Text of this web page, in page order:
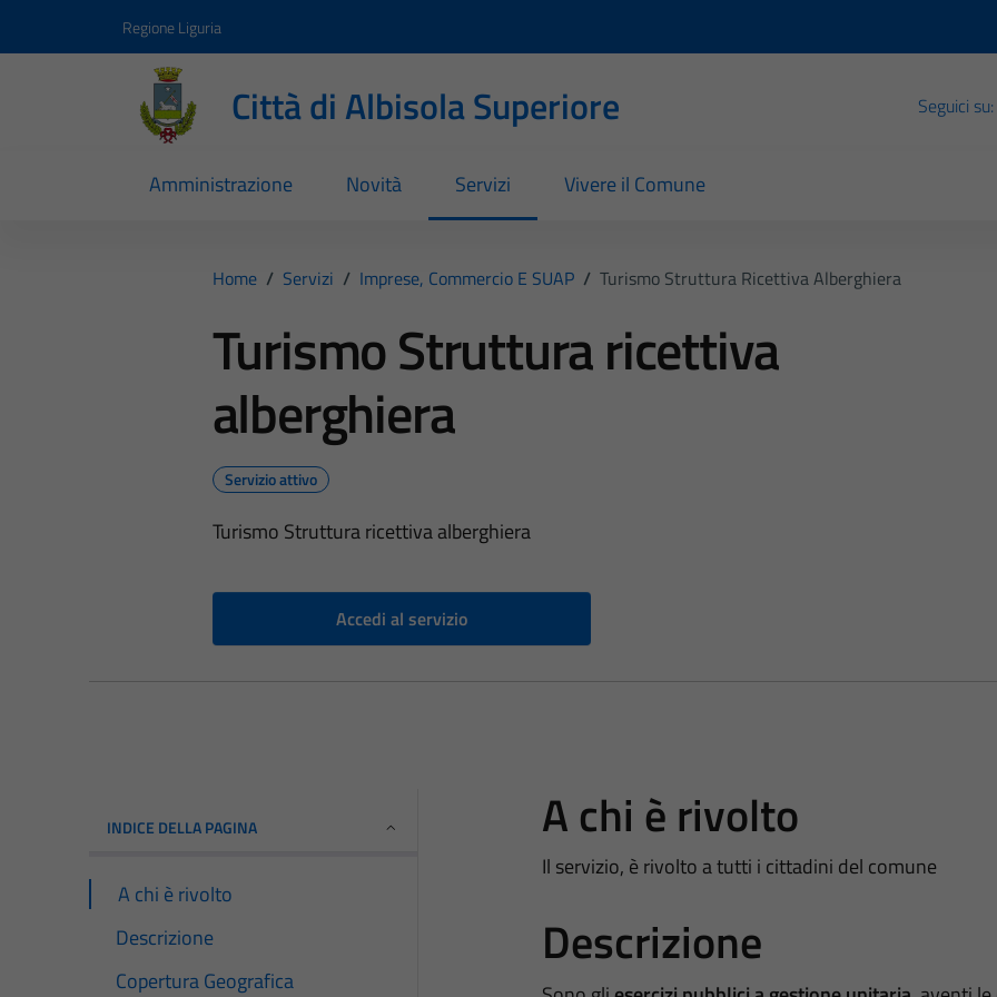
Regione Liguria
Città di Albisola Superiore Seguici su:
Amministrazione Novità Servizi Vivere il Comune
Home / Servizi / Imprese, Commercio E SUAP / Turismo Struttura Ricettiva Alberghiera
Turismo Struttura ricettiva
alberghiera
Servizio attivo
Turismo Struttura ricettiva alberghiera
Accedi al servizio
INDICE DELLA PAGINA
A chi è rivolto
Descrizione
Copertura Geografica
A chi è rivolto
Il servizio, è rivolto a tutti i cittadini del comune
Descrizione